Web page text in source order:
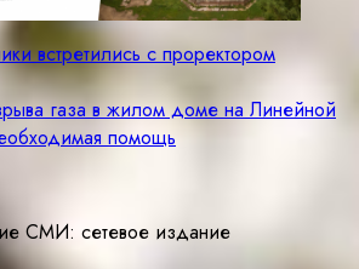
встретились с проректором
газа в жилом доме на Линейной
помощь
СМИ: cетевое издание